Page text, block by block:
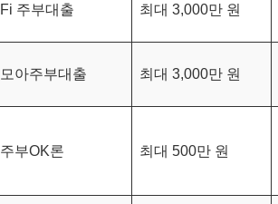
Fi 주부대출 최대 3,000만 원
모아주부대출 최대 3,000만 원
주부OK론 최대 500만 원